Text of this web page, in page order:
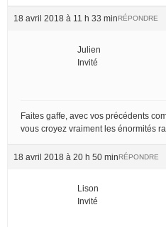
18 avril 2018 à 11 h 33 minRÉPONDRE
Julien
Invité
Faites gaffe, avec vos précédents
vous croyez vraiment les énormités
18 avril 2018 à 20 h 50 minRÉPONDRE
Lison
Invité